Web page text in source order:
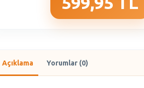
Açıklama Yorumlar (0)